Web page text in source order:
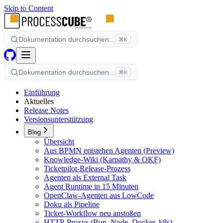
Skip to Content
Dokumentation durchsuchen... ⌘K
Dokumentation durchsuchen... ⌘K
Einführung
Aktuelles
Release Notes
Versionsunterstützung
Blog
Übersicht
Aus BPMN entstehen Agenten (Preview)
Knowledge-Wiki (Karpathy & OKF)
Ticketpilot-Release-Prozess
Agenten als External Task
Agent Runtime in 15 Minuten
OpenClaw-Agenten aus LowCode
Doku als Pipeline
Ticket-Workflow neu anstoßen